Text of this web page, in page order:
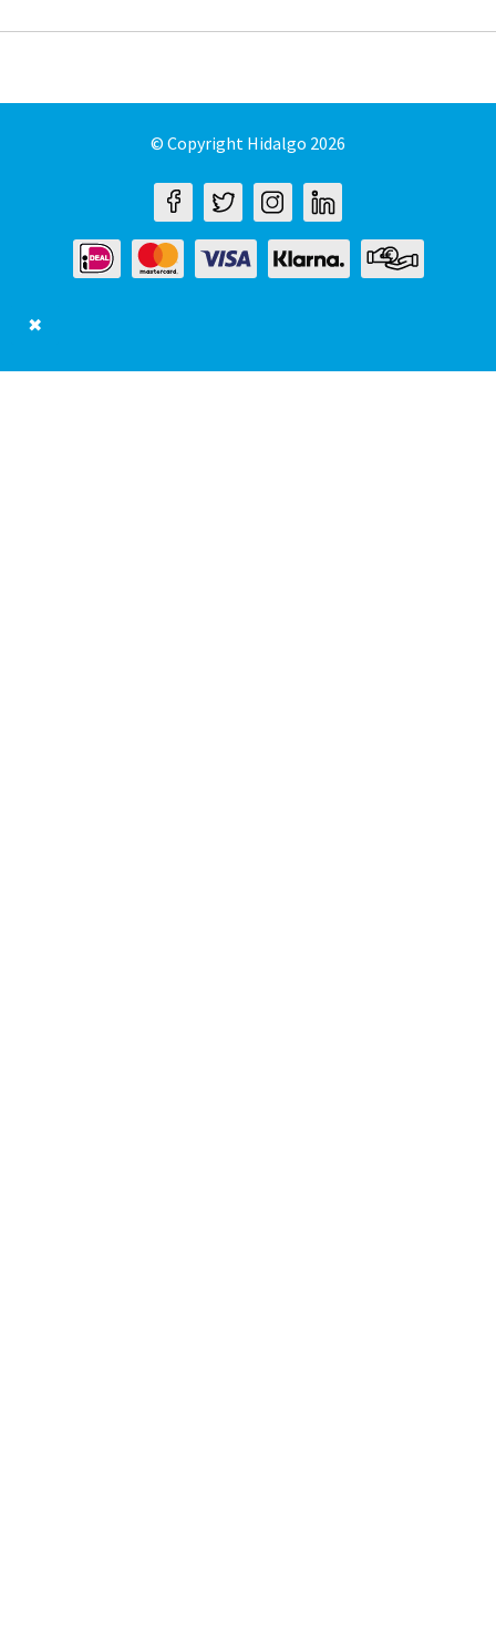
© Copyright Hidalgo 2026
✖